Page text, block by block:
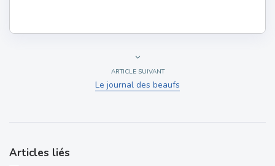
ARTICLE SUIVANT
Le journal des beaufs
Articles liés